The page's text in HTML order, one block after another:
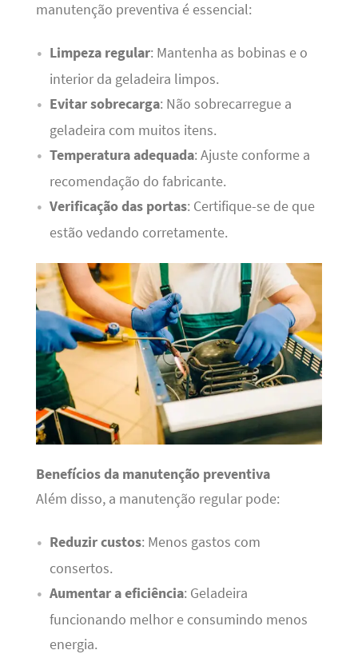
manutenção preventiva é essencial:
Limpeza regular: Mantenha as bobinas e o
interior da geladeira limpos.
Evitar sobrecarga: Não sobrecarregue a
geladeira com muitos itens.
Temperatura adequada: Ajuste conforme a
recomendação do fabricante.
Verificação das portas: Certifique-se de que
estão vedando corretamente.
Benefícios da manutenção preventiva
Além disso, a manutenção regular pode:
Reduzir custos: Menos gastos com
consertos.
Aumentar a eficiência: Geladeira
funcionando melhor e consumindo menos
energia.